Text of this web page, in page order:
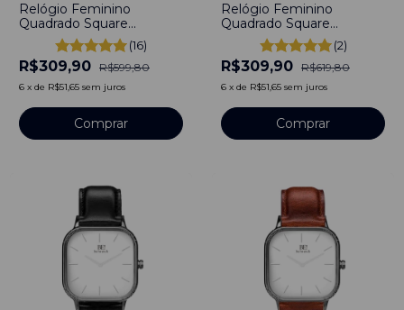
Relógio Feminino
Quadrado Square
Glendale Pulseira Couro
40mm Aço Inoxidável
Bewatch
(16)
R$309,90 R$599,80
6 x de R$51,65 sem juros
Comprar
Relógio Feminino
Quadrado Square
Minimalista Sunnyvale
Pulseira de Couro 40mm
Aço Inoxidável
(2)
R$309,90 R$619,80
6 x de R$51,65 sem juros
Comprar